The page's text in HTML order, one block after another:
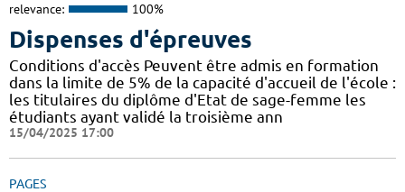
relevance: 100%
Dispenses d'épreuves
Conditions d'accès Peuvent être admis en formation
dans la limite de 5% de la capacité d'accueil de l'école :
les titulaires du diplôme d'Etat de sage-femme les
étudiants ayant validé la troisième ann
15/04/2025 17:00
PAGES